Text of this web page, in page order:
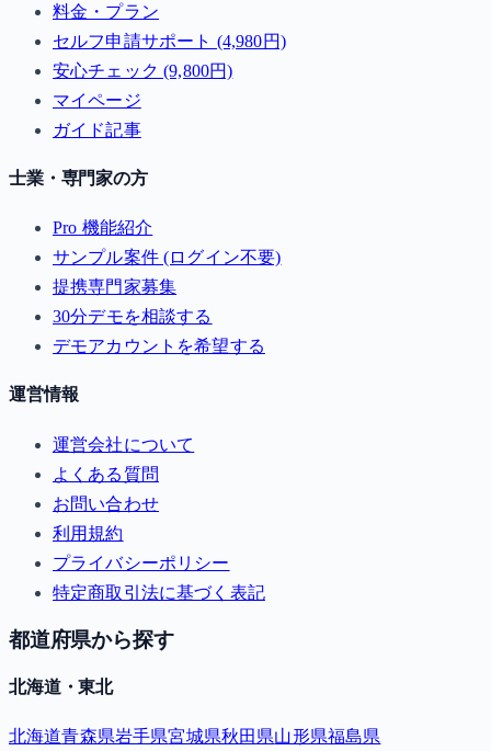
料金・プラン
セルフ申請サポート (4,980円)
安心チェック (9,800円)
マイページ
ガイド記事
士業・専門家の方
Pro 機能紹介
サンプル案件 (ログイン不要)
提携専門家募集
30分デモを相談する
デモアカウントを希望する
運営情報
運営会社について
よくある質問
お問い合わせ
利用規約
プライバシーポリシー
特定商取引法に基づく表記
都道府県から探す
北海道・東北
北海道青森県岩手県宮城県秋田県山形県福島県